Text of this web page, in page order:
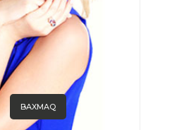
BAXMAQ